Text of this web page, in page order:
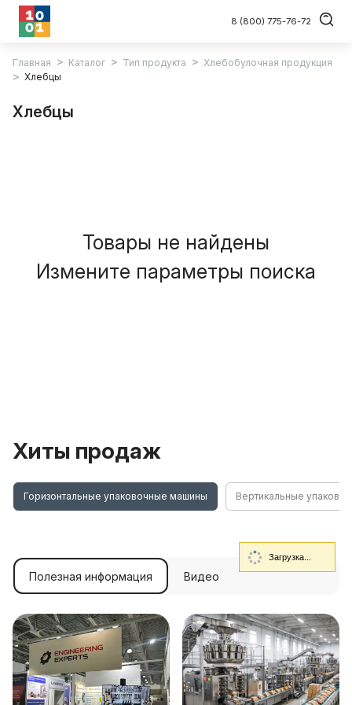
8 (800) 775-76-72
Главная Каталог Тип продукта
Хлебобулочная продукция
Хлебцы
Хлебцы
Товары не найдены
Измените параметры поиска
Хиты продаж
Горизонтальные упаковочные машины Вертикальные
Полезная информация Видео
Загрузка...